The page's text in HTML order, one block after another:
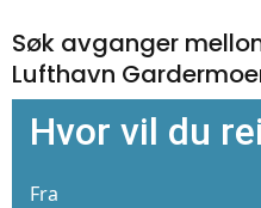
Søk avganger
Lufthavn
Hvor vil du
Fra